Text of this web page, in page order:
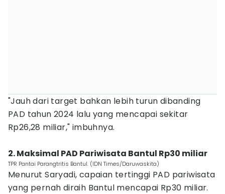
‎"Jauh dari target bahkan lebih turun dibanding
PAD tahun 2024 lalu yang mencapai sekitar
Rp26,28 miliar," imbuhnya.
2. Maksimal PAD Pariwisata Bantul Rp30 miliar
TPR Pantai Parangtritis Bantul. (IDN Times/Daruwaskita)
Menurut Saryadi, capaian tertinggi PAD pariwisata
yang pernah diraih Bantul mencapai Rp30 miliar.